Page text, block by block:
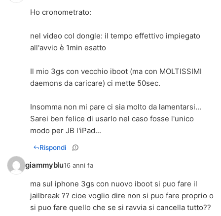
Ho cronometrato:
nel video col dongle: il tempo effettivo impiegato
all'avvio è 1min esatto
Il mio 3gs con vecchio iboot (ma con MOLTISSIMI
daemons da caricare) ci mette 50sec.
Insomma non mi pare ci sia molto da lamentarsi...
Sarei ben felice di usarlo nel caso fosse l'unico
modo per JB l'iPad...
Rispondi
giammyblu16 anni fa
ma sul iphone 3gs con nuovo iboot si puo fare il
jailbreak ?? cioe voglio dire non si puo fare proprio o
si puo fare quello che se si ravvia si cancella tutto??